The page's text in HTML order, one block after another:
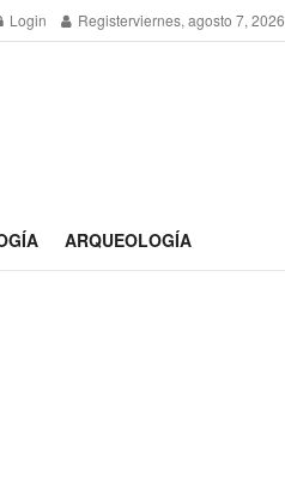
Login Registerviernes, agosto 7, 2026
ARQUEOLOGÍA